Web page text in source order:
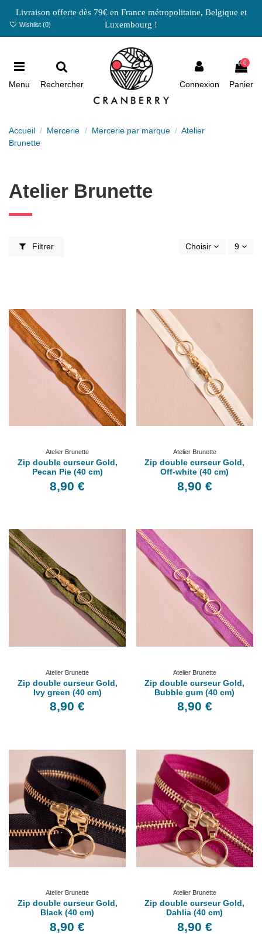
Livraison offerte dès 79€ en France métropolitaine, Belgique et
Luxembourg !
Wishlist (0)
Menu Rechercher Connexion
0
Panier
Accueil Mercerie Mercerie par marque
Atelier
Brunette
Atelier Brunette
Filtrer Choisir 9
Atelier Brunette
Zip double curseur Gold,
Pecan Pie (40 cm)
8,90 €
Atelier Brunette
Zip double curseur Gold,
Off-white (40 cm)
8,90 €
Atelier Brunette
Zip double curseur Gold,
Ivy green (40 cm)
8,90 €
Atelier Brunette
Zip double curseur Gold,
Bubble gum (40 cm)
8,90 €
Atelier Brunette
Zip double curseur Gold,
Black (40 cm)
8,90 €
Atelier Brunette
Zip double curseur Gold,
Dahlia (40 cm)
8,90 €